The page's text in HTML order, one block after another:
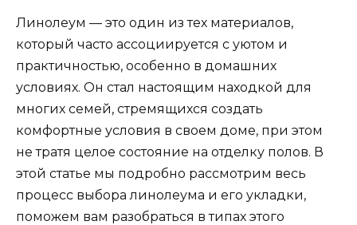
Линолеум — это один из тех материалов,
который часто ассоциируется с уютом и
практичностью, особенно в домашних
условиях. Он стал настоящим находкой для
многих семей, стремящихся создать
комфортные условия в своем доме, при этом
не тратя целое состояние на отделку полов. В
этой статье мы подробно рассмотрим весь
процесс выбора линолеума и его укладки,
поможем вам разобраться в типах этого